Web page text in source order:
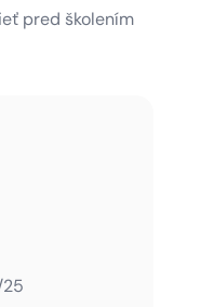
pred školením